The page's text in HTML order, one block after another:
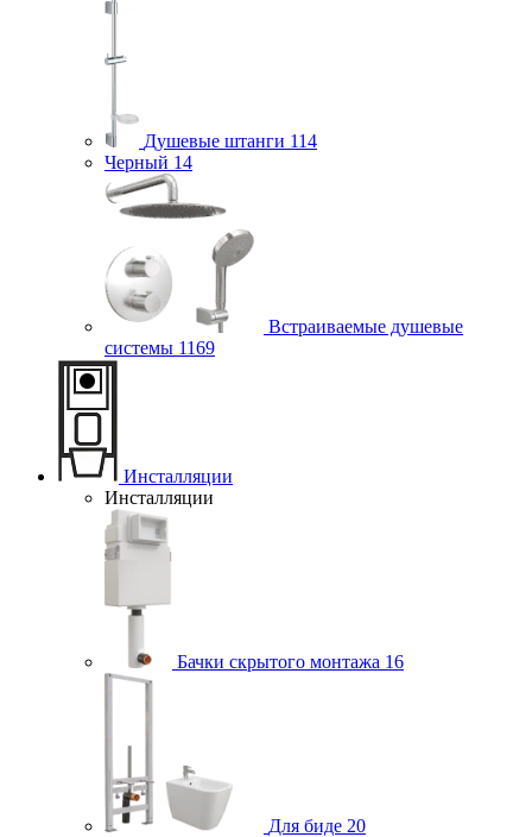
Душевые штанги 114
Черный 14
Встраиваемые душевые
системы 1169
Инсталляции
Инсталляции
Бачки скрытого монтажа 16
Для биде 20